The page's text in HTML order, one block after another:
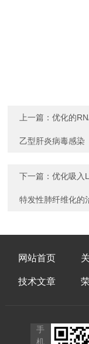
上一篇：优化的
乙型肝炎病毒感染
下一篇：优化吸入
特发性肺纤维化的
网站首页
技术文章
手
机